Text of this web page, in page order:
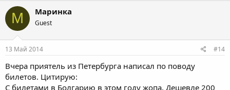
М Маринка
Guest
13 Май 2014 #14
Вчера приятель из Петербурга написал по поводу
билетов. Цитирую:
С билетами в Болгарию в этом году жопа. Дешевле 200